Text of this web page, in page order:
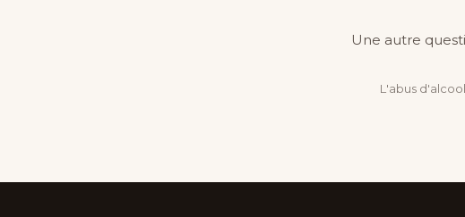
Une autre
L'abus